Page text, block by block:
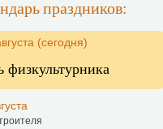
праздников:
(сегодня)
физкультурника